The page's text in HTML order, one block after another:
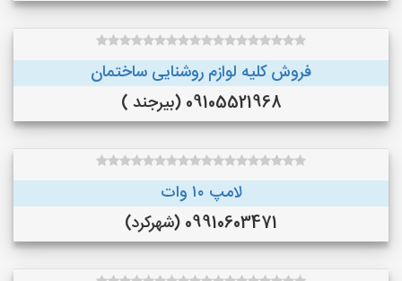
فروش کلیه لوازم روشنایی ساختمان
09105521968 (بیرجند )
لامپ ۱۰ وات
09910603471 (شهرکرد)